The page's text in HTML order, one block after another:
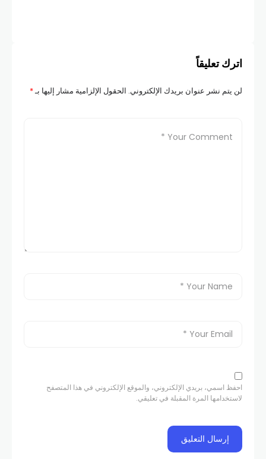
اترك تعليقاً
لن يتم نشر عنوان بريدك الإلكتروني. الحقول الإلزامية مشار إليها بـ*
احفظ اسمي، بريدي الإلكتروني، والموقع الإلكتروني في هذا المتصفح
لاستخدامها المرة المقبلة في تعليقي.